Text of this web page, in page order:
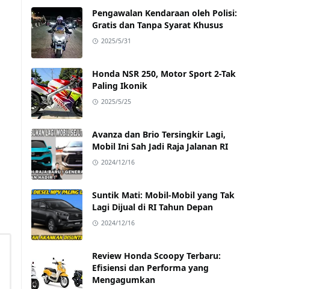
Pengawalan Kendaraan oleh Polisi:
Gratis dan Tanpa Syarat Khusus
2025/5/31
Honda NSR 250, Motor Sport 2-Tak
Paling Ikonik
2025/5/25
Avanza dan Brio Tersingkir Lagi,
Mobil Ini Sah Jadi Raja Jalanan RI
2024/12/16
Suntik Mati: Mobil-Mobil yang Tak
Lagi Dijual di RI Tahun Depan
2024/12/16
Review Honda Scoopy Terbaru:
Efisiensi dan Performa yang
Mengagumkan